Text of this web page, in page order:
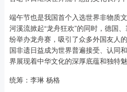
端午节也是我国首个入选世界非物质
河溪流掀起“龙舟狂欢”的同时，德国
纷举办龙舟赛，吸引了众多外国友人
国非遗日益成为世界普遍接受、认同
界展现着中华文化的深厚底蕴和独特魅
统筹：李琳 杨格